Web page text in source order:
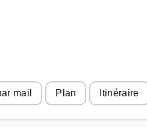
mail Plan Itinéraire